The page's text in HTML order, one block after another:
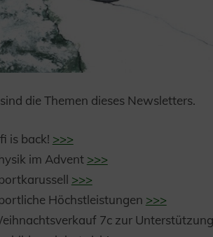
die Themen dieses Newsletters.
is back! >>>
im Advent >>>
>>>
Höchstleistungen >>>
7c zur